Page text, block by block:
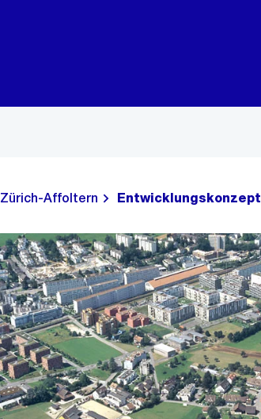
Zürich-Affoltern Entwicklungskonzept